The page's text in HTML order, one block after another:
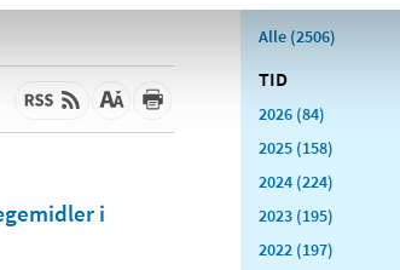
i
Alle (2506)
TID
2026 (84)
2025 (158)
2024 (224)
2023 (195)
2022 (197)